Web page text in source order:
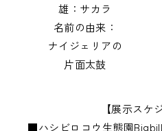
雄：サカラ
名前の由来：
ナイジェリアの
片面太鼓
【展示スケ
■ハシビロコウ生態園